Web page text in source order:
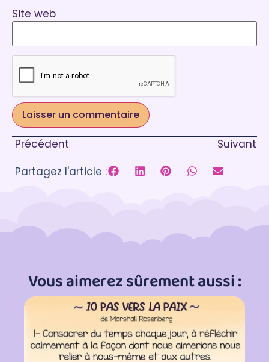
Site web
Précédent
Suivant
Partagez l'article :
Vous aimerez sûrement aussi :